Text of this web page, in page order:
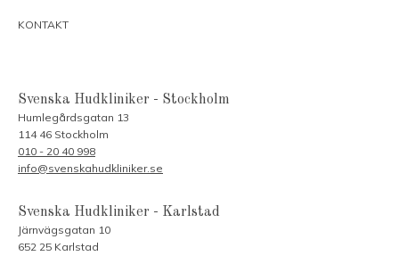
KONTAKT
Svenska Hudkliniker - Stockholm
Humlegårdsgatan 13
114 46 Stockholm
010 - 20 40 998
info@svenskahudkliniker.se
Svenska Hudkliniker - Karlstad
Järnvägsgatan 10
652 25 Karlstad